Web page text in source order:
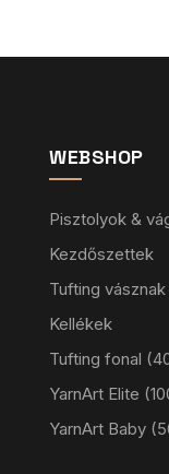
WEBSHOP
Pisztolyok &
Kezdőszettek
Tufting vásznak
Kellékek
Tufting fonal
YarnArt Elite
YarnArt Baby